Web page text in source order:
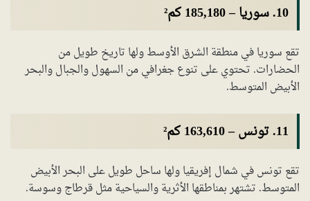
10. سوريا–185,180 كم²
تقع سوريا في منطقة الشرق الأوسط ولها تاريخ طويل من
الحضارات. تحتوي على تنوع جغرافي من السهول والجبال والبحر
الأبيض المتوسط.
11. تونس–163,610 كم²
تقع تونس في شمال إفريقيا ولها ساحل طويل على البحر الأبيض
المتوسط. تشتهر بمناطقها الأثرية والسياحية مثل قرطاج وسوسة.